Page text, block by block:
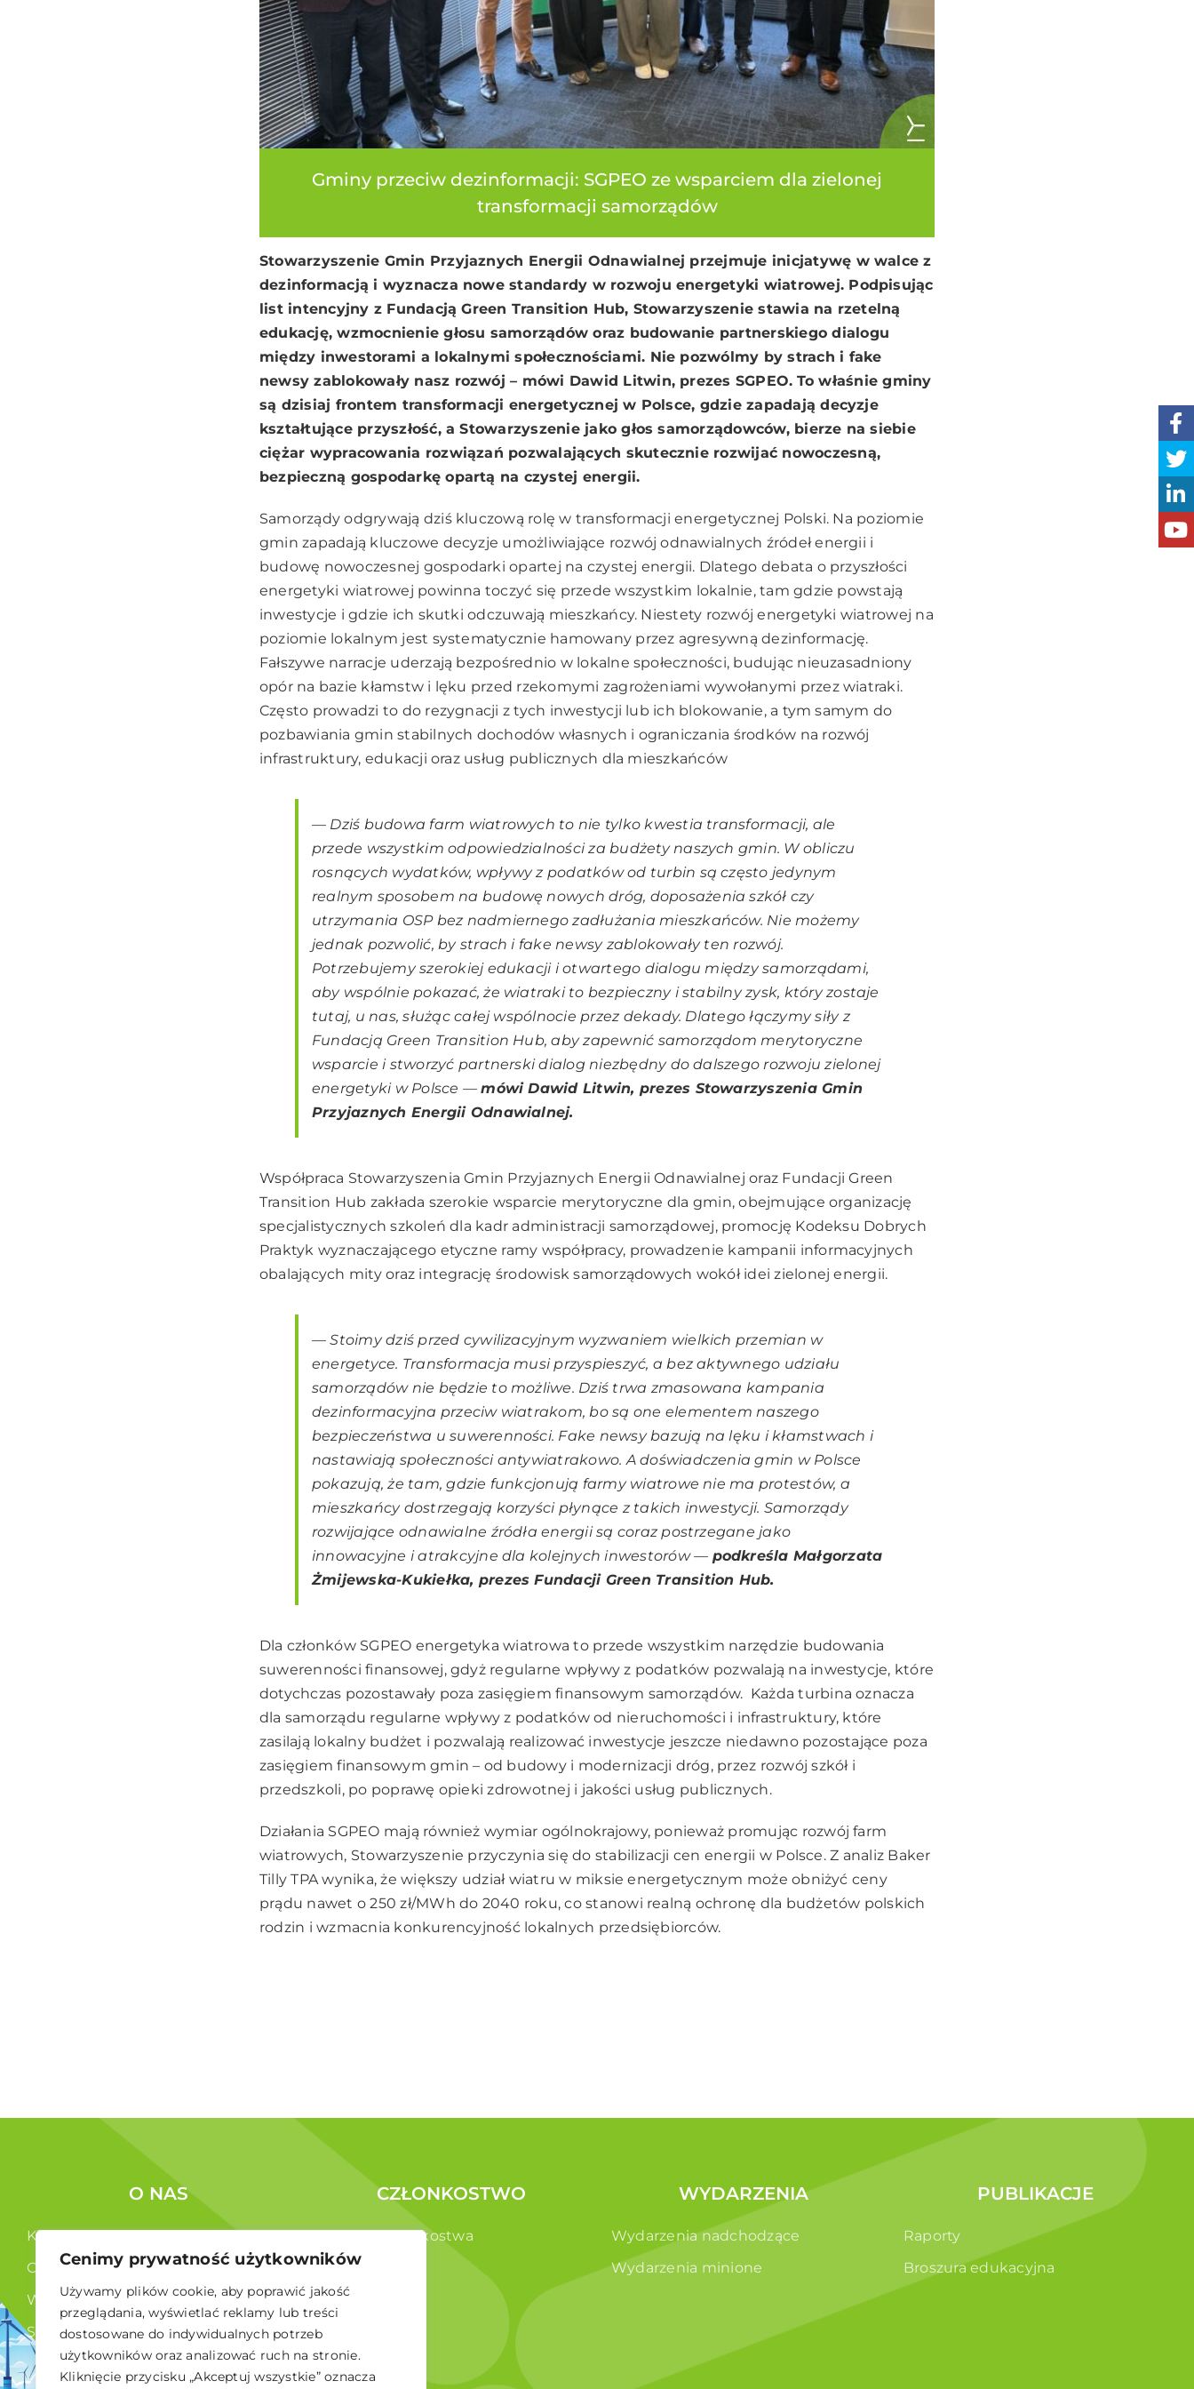
Cenimy prywatność użytkowników
Używamy plików cookie, aby poprawić jakość
przeglądania, wyświetlać reklamy lub treści
dostosowane do indywidualnych potrzeb
użytkowników oraz analizować ruch na stronie.
Kliknięcie przycisku „Akceptuj wszystkie” oznacza
Gminy przeciw dezinformacji: SGPEO ze wsparciem dla zielonej
transformacji samorządów
Stowarzyszenie Gmin Przyjaznych Energii Odnawialnej przejmuje inicjatywę w walce z
dezinformacją i wyznacza nowe standardy w rozwoju energetyki wiatrowej. Podpisując
list intencyjny z Fundacją Green Transition Hub, Stowarzyszenie stawia na rzetelną
edukację, wzmocnienie głosu samorządów oraz budowanie partnerskiego dialogu
między inwestorami a lokalnymi społecznościami. Nie pozwólmy by strach i fake
newsy zablokowały nasz rozwój – mówi Dawid Litwin, prezes SGPEO. To właśnie gminy
są dzisiaj frontem transformacji energetycznej w Polsce, gdzie zapadają decyzje
kształtujące przyszłość, a Stowarzyszenie jako głos samorządowców, bierze na siebie
ciężar wypracowania rozwiązań pozwalających skutecznie rozwijać nowoczesną,
bezpieczną gospodarkę opartą na czystej energii.
Samorządy odgrywają dziś kluczową rolę w transformacji energetycznej Polski. Na poziomie
gmin zapadają kluczowe decyzje umożliwiające rozwój odnawialnych źródeł energii i
budowę nowoczesnej gospodarki opartej na czystej energii. Dlatego debata o przyszłości
energetyki wiatrowej powinna toczyć się przede wszystkim lokalnie, tam gdzie powstają
inwestycje i gdzie ich skutki odczuwają mieszkańcy. Niestety rozwój energetyki wiatrowej na
poziomie lokalnym jest systematycznie hamowany przez agresywną dezinformację.
Fałszywe narracje uderzają bezpośrednio w lokalne społeczności, budując nieuzasadniony
opór na bazie kłamstw i lęku przed rzekomymi zagrożeniami wywołanymi przez wiatraki.
Często prowadzi to do rezygnacji z tych inwestycji lub ich blokowanie, a tym samym do
pozbawiania gmin stabilnych dochodów własnych i ograniczania środków na rozwój
infrastruktury, edukacji oraz usług publicznych dla mieszkańców
— Dziś budowa farm wiatrowych to nie tylko kwestia transformacji, ale
przede wszystkim odpowiedzialności za budżety naszych gmin. W obliczu
rosnących wydatków, wpływy z podatków od turbin są często jedynym
realnym sposobem na budowę nowych dróg, doposażenia szkół czy
utrzymania OSP bez nadmiernego zadłużania mieszkańców. Nie możemy
jednak pozwolić, by strach i fake newsy zablokowały ten rozwój.
Potrzebujemy szerokiej edukacji i otwartego dialogu między samorządami,
aby wspólnie pokazać, że wiatraki to bezpieczny i stabilny zysk, który zostaje
tutaj, u nas, służąc całej wspólnocie przez dekady. Dlatego łączymy siły z
Fundacją Green Transition Hub, aby zapewnić samorządom merytoryczne
wsparcie i stworzyć partnerski dialog niezbędny do dalszego rozwoju zielonej
energetyki w Polsce —mówi Dawid Litwin, prezes Stowarzyszenia Gmin
Przyjaznych Energii Odnawialnej.
Współpraca Stowarzyszenia Gmin Przyjaznych Energii Odnawialnej oraz Fundacji Green
Transition Hub zakłada szerokie wsparcie merytoryczne dla gmin, obejmujące organizację
specjalistycznych szkoleń dla kadr administracji samorządowej, promocję Kodeksu Dobrych
Praktyk wyznaczającego etyczne ramy współpracy, prowadzenie kampanii informacyjnych
obalających mity oraz integrację środowisk samorządowych wokół idei zielonej energii.
—Stoimy dziś przed cywilizacyjnym wyzwaniem wielkich przemian w
energetyce. Transformacja musi przyspieszyć, a bez aktywnego udziału
samorządów nie będzie to możliwe. Dziś trwa zmasowana kampania
dezinformacyjna przeciw wiatrakom, bo są one elementem naszego
bezpieczeństwa u suwerenności. Fake newsy bazują na lęku i kłamstwach i
nastawiają społeczności antywiatrakowo. A doświadczenia gmin w Polsce
pokazują, że tam, gdzie funkcjonują farmy wiatrowe nie ma protestów, a
mieszkańcy dostrzegają korzyści płynące z takich inwestycji. Samorządy
rozwijające odnawialne źródła energii są coraz postrzegane jako
innowacyjne i atrakcyjne dla kolejnych inwestorów— podkreśla Małgorzata
Żmijewska-Kukiełka, prezes Fundacji Green Transition Hub.
Dla członków SGPEO energetyka wiatrowa to przede wszystkim narzędzie budowania
suwerenności finansowej, gdyż regularne wpływy z podatków pozwalają na inwestycje, które
dotychczas pozostawały poza zasięgiem finansowym samorządów. Każda turbina oznacza
dla samorządu regularne wpływy z podatków od nieruchomości i infrastruktury, które
zasilają lokalny budżet i pozwalają realizować inwestycje jeszcze niedawno pozostające poza
zasięgiem finansowym gmin – od budowy i modernizacji dróg, przez rozwój szkół i
przedszkoli, po poprawę opieki zdrowotnej i jakości usług publicznych.
Działania SGPEO mają również wymiar ogólnokrajowy, ponieważ promując rozwój farm
wiatrowych, Stowarzyszenie przyczynia się do stabilizacji cen energii w Polsce. Z analiz Baker
Tilly TPA wynika, że większy udział wiatru w miksie energetycznym może obniżyć ceny
prądu nawet o 250 zł/MWh do 2040 roku, co stanowi realną ochronę dla budżetów polskich
rodzin i wzmacnia konkurencyjność lokalnych przedsiębiorców.
O NAS
Kim jesteśmy ?
Co robimy ?
Władze
Statut
RODO
CZŁONKOSTWO
Korzyści członkostwa
Członkowie
WYDARZENIA
Wydarzenia nadchodzące
Wydarzenia minione
PUBLIKACJE
Raporty
Broszura edukacyjna